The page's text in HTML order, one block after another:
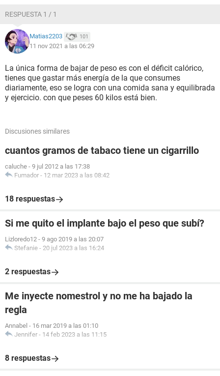
RESPUESTA 1 / 1
Matias2203 101
11 nov 2021 a las 06:29
La única forma de bajar de peso es con el déficit calórico,
tienes que gastar más energía de la que consumes
diariamente, eso se logra con una comida sana y equilibrada
y ejercicio. con que peses 60 kilos está bien.
Discusiones similares
cuantos gramos de tabaco tiene un cigarrillo
caluche - 9 jul 2012 a las 17:38
Fumador - 12 mar 2023 a las 08:42
18 respuestas
Si me quito el implante bajo el peso que subí?
Lizloredo12 - 9 ago 2019 a las 20:07
Stefanie - 20 jul 2023 a las 16:24
2 respuestas
Me inyecte nomestrol y no me ha bajado la
regla
Annabel - 16 mar 2019 a las 01:10
Jennifer - 14 feb 2023 a las 11:15
8 respuestas